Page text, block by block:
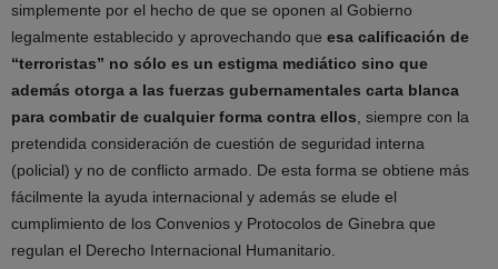
simplemente por el hecho de que se oponen al Gobierno
legalmente establecido y aprovechando que esa calificación de
“terroristas” no sólo es un estigma mediático sino que
además otorga a las fuerzas gubernamentales carta blanca
para combatir de cualquier forma contra ellos , siempre con la
pretendida consideración de cuestión de seguridad interna
(policial) y no de conflicto armado. De esta forma se obtiene más
fácilmente la ayuda internacional y además se elude el
cumplimiento de los Convenios y Protocolos de Ginebra que
regulan el Derecho Internacional Humanitario.